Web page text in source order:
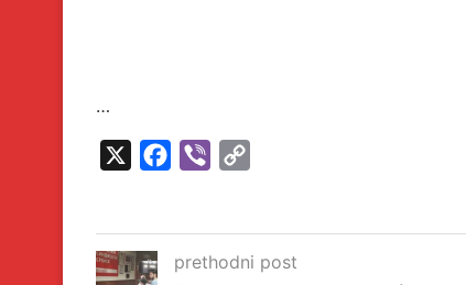
…
Facebook
Viber
prethodni post